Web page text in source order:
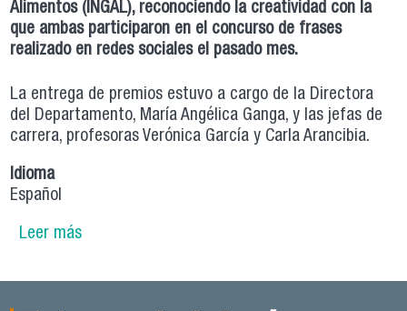
Alimentos (INGAL), reconociendo la creatividad con la
que ambas participaron en el concurso de frases
realizado en redes sociales el pasado mes.
La entrega de premios estuvo a cargo de la Directora
del Departamento, María Angélica Ganga, y las jefas de
carrera, profesoras Verónica García y Carla Arancibia.
Idioma
Español
Leer mássobre DECYTAL premió a las ganadoras del